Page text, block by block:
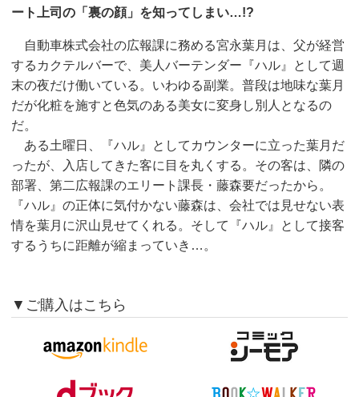
ート上司の「裏の顔」を知ってしまい…!?
自動車株式会社の広報課に務める宮永葉月は、父が経営
するカクテルバーで、美人バーテンダー『ハル』として週
末の夜だけ働いている。いわゆる副業。普段は地味な葉月
だが化粧を施すと色気のある美女に変身し別人となるの
だ。
ある土曜日、『ハル』としてカウンターに立った葉月だ
ったが、入店してきた客に目を丸くする。その客は、隣の
部署、第二広報課のエリート課長・藤森要だったから。
『ハル』の正体に気付かない藤森は、会社では見せない表
情を葉月に沢山見せてくれる。そして『ハル』として接客
するうちに距離が縮まっていき…。
▼ご購入はこちら